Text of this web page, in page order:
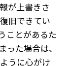
が上書きさ
旧できてい
ことがあるた
った場合は、
うに心がけ